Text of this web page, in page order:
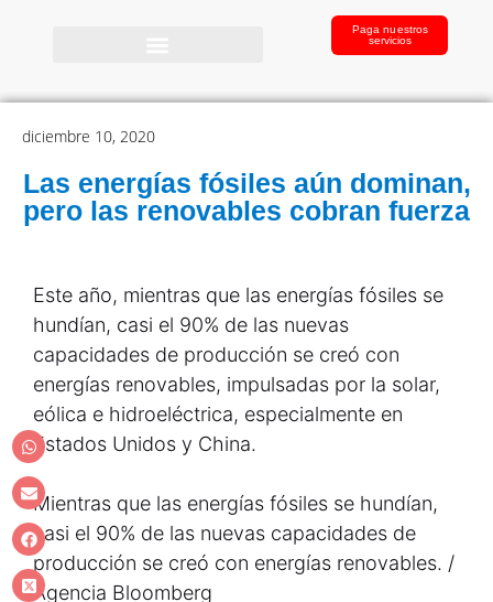
Paga nuestros
servicios
diciembre 10, 2020
Las energías fósiles aún dominan,
pero las renovables cobran fuerza
Este año, mientras que las energías fósiles se
hundían, casi el 90% de las nuevas
capacidades de producción se creó con
energías renovables, impulsadas por la solar,
eólica e hidroeléctrica, especialmente en
Estados Unidos y China.
Mientras que las energías fósiles se hundían,
casi el 90% de las nuevas capacidades de
producción se creó con energías renovables. /
Agencia Bloomberg